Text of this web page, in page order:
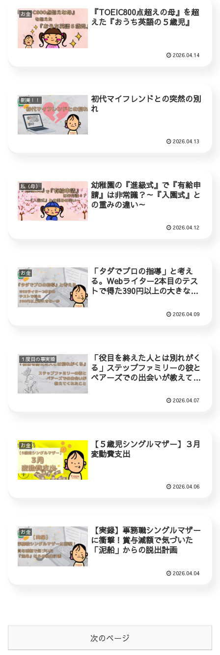
お金
『TOEIC800点超えの母』を超
えた『おうち英語の５歳児』
2026.04.14
副業！！
初代マイフレンドとの突然の別
れ
2026.04.13
私（母）
幼稚園の『進級式』で『有給申
請』は非常識？～『入園式』と
の重みの違い～
2026.04.12
お金
「タダでプロの指導」と考え
る。Webライター2本目のテス
トで得た390円以上の大きな一
2026.04.09
１度目の事実婚
「役目を終えた人とは別れがく
る」ステップファミリーの彼と
ペアーズでの出会いが教えてく
2026.04.07
お金
【５歳児シングルマザー】３月
変動費支出
2026.04.06
お金
【実録】事務職シングルマザー
に衝撃！賞与減額で気づいた
「泥船」からの脱出計画
2026.04.04
次のページ